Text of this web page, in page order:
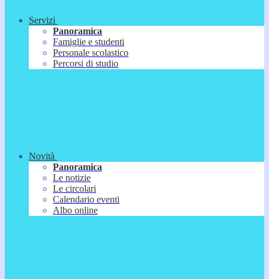
Servizi
Panoramica
Famiglie e studenti
Personale scolastico
Percorsi di studio
Novità
Panoramica
Le notizie
Le circolari
Calendario eventi
Albo online